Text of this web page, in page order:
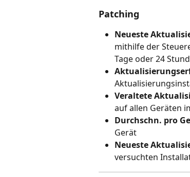
Patching
Neueste
mithilfe der
Tage oder 24
Veraltete
auf allen Geräten
Durchschn. pro
Gerät
Neueste
versuchten